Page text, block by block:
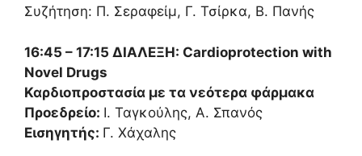
Συζήτηση: Π. Σεραφείμ, Γ. Τσίρκα, Β. Πανής
16:45 – 17:15 ΔΙΑΛΕΞΗ: Cardioprotection with
Novel Drugs
Καρδιοπροστασία με τα νεότερα φάρμακα
Προεδρείο: Ι. Ταγκούλης, Α. Σπανός
Εισηγητής: Γ. Χάχαλης